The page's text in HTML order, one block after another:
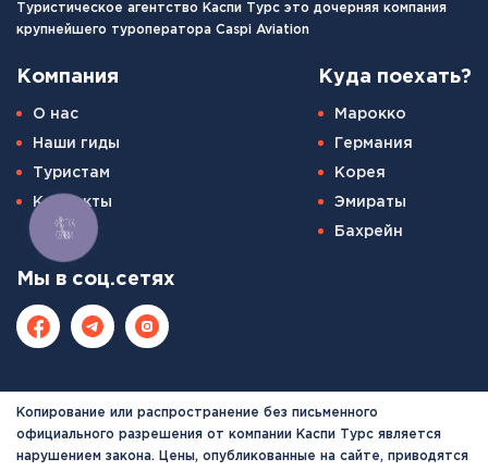
Туристическое агентство Каспи Турс это дочерняя компания
крупнейшего туроператора Caspi Aviation
Компания
О нас
Наши гиды
Туристам
Контакты
Куда поехать?
Марокко
Германия
Корея
Эмираты
Бахрейн
Мы в соц.сетях
Копирование или распространение без письменного
официального разрешения от компании Каспи Турс является
нарушением закона. Цены, опубликованные на сайте, приводятся
КНОПКА
СВЯЗИ